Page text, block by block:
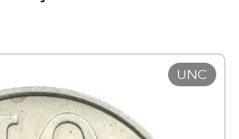
UNC